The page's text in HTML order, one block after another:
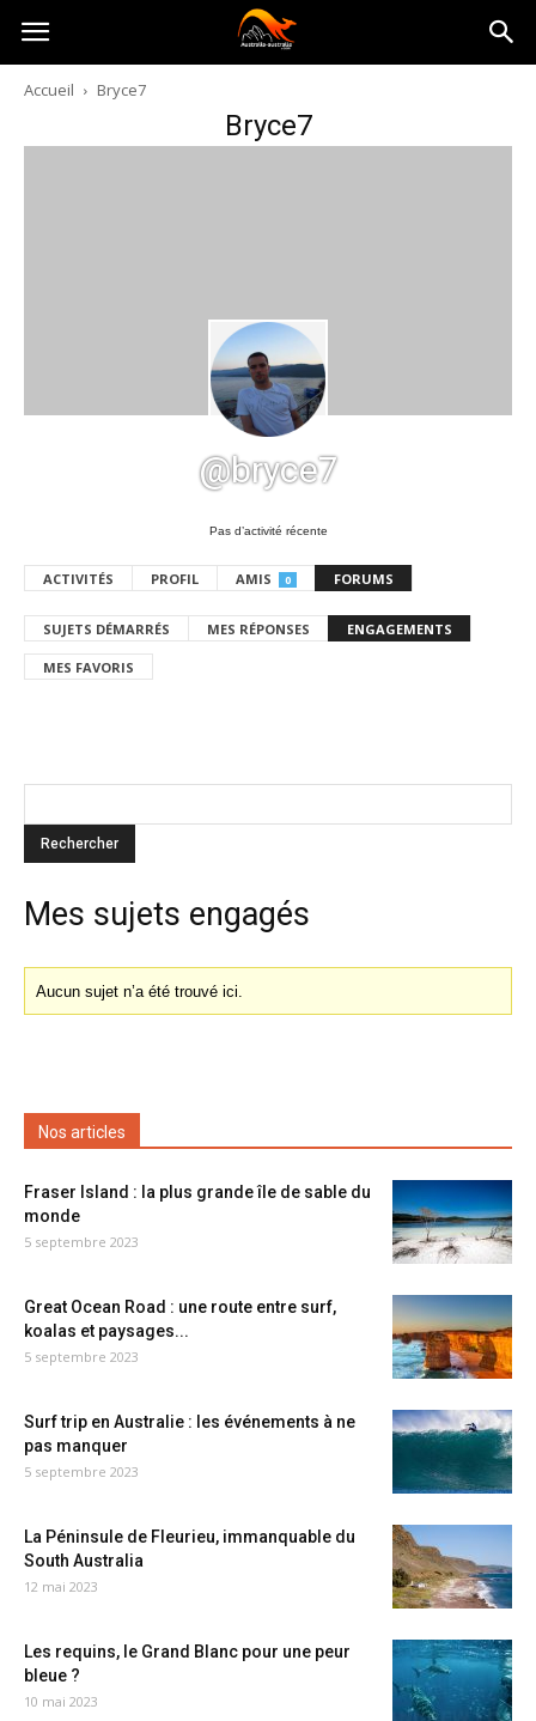
Australia-
australie.com
Accueil Bryce7
Bryce7
@bryce7
Pas d’activité récente
ACTIVITÉS PROFIL AMIS 0 FORUMS
SUJETS DÉMARRÉS MES RÉPONSES ENGAGEMENTS
MES FAVORIS
Mes sujets engagés
Aucun sujet n’a été trouvé ici.
Nos articles
Fraser Island : la plus grande île de sable du
monde
5 septembre 2023
Great Ocean Road : une route entre surf,
koalas et paysages...
5 septembre 2023
Surf trip en Australie : les événements à ne
pas manquer
5 septembre 2023
La Péninsule de Fleurieu, immanquable du
South Australia
12 mai 2023
Les requins, le Grand Blanc pour une peur
bleue ?
10 mai 2023